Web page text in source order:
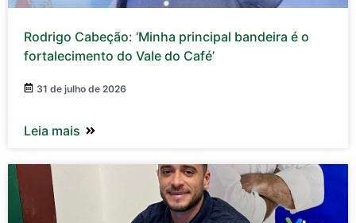
Rodrigo Cabeção: ‘Minha principal bandeira é o
fortalecimento do Vale do Café’
31 de julho de 2026
Leia mais